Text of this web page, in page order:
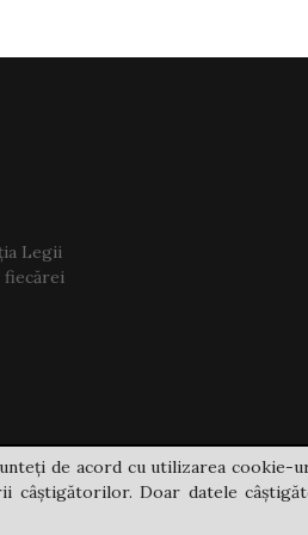
Legii
fiecărei
de acord cu utilizarea cookie-
câștigătorilor. Doar datele